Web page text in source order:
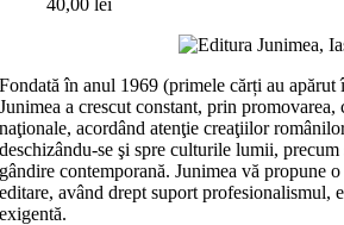
40,00lei
Fondată în anul 1969 (primele cărți au apărut
Junimea a crescut constant, prin promovarea,
naţionale, acordând atenţie creaţiilor
deschizându-se şi spre culturile lumii, precum
gândire contemporană. Junimea vă propune
editare, având drept suport profesionalismul,
exigentă.